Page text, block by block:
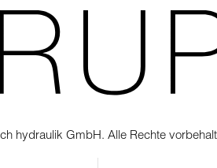
hydraulik GmbH. Alle Rechte